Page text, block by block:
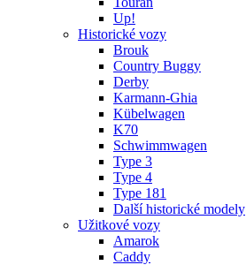
Up!
Historické vozy
Brouk
Country Buggy
Derby
Karmann-Ghia
Kübelwagen
K70
Schwimmwagen
Type 3
Type 4
Type 181
Další historické modely
Užitkové vozy
Amarok
Caddy